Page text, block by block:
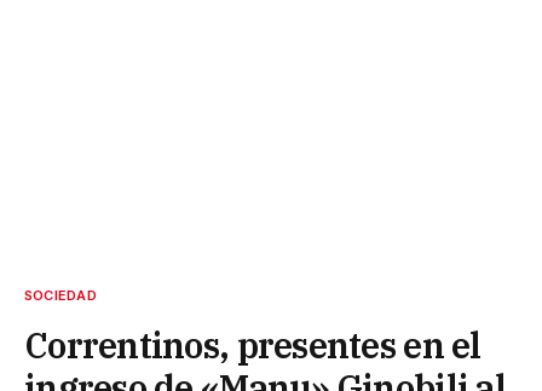
SOCIEDAD
Correntinos, presentes en el